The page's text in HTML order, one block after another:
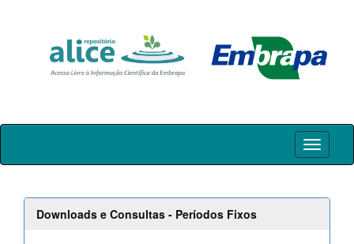
Skip
Downloads e Consultas - Períodos Fixos